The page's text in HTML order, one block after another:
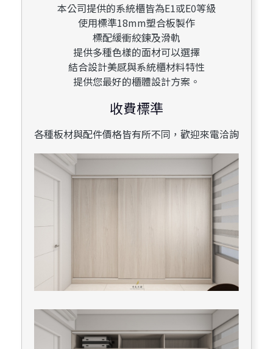
本公司提供的系統櫃皆為E1或E0等級
使用標準18mm塑合板製作
標配緩衝絞鍊及滑軌
提供多種色樣的面材可以選擇
結合設計美感與系統櫃材料特性
提供您最好的櫃體設計方案。
收費標準
各種板材與配件價格皆有所不同，歡迎來電洽詢